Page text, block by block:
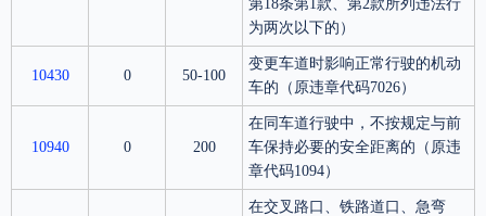
第18条第1款、第2款所列违法行
为两次以下的）
10430 0 50-100
变更车道时影响正常行驶的机动
车的（原违章代码7026）
10940 0 200
在同车道行驶中，不按规定与前
车保持必要的安全距离的（原违
章代码1094）
在交叉路口、铁路道口、急弯